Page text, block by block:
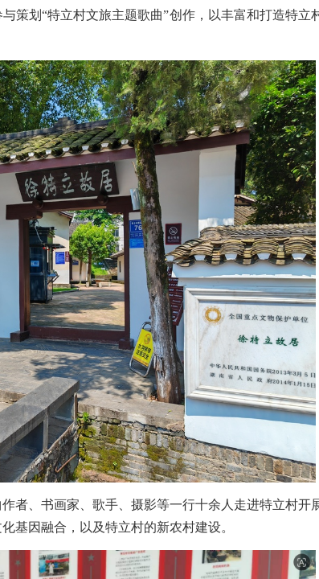
策划“特立村文旅主题歌曲”创作，以丰富和打造特立
者、书画家、歌手、摄影等一行十余人走进特立村开
基因融合，以及特立村的新农村建设。